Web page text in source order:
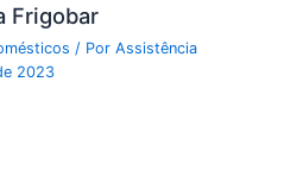
Frigobar
/ PorAssistência
2023